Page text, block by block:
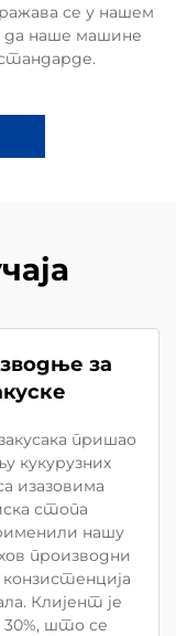
се у нашем
наше машине
за
пришао
кукурузних
изазовима
стопа
нашу
производни
Клијент је
што се